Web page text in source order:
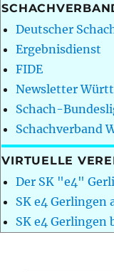
Deutscher
Ergebnisdienst
FIDE
Newsletter
Schach-
Schachverband
VIRTUELLE
Der SK "e4"
SK e4 Gerlingen
SK e4 Gerlingen